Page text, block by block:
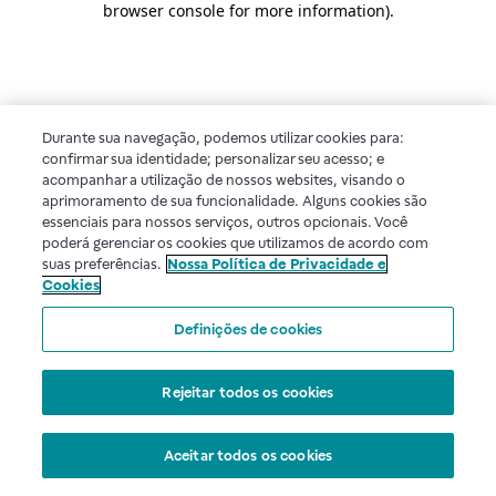
browser console for more information).
Durante sua navegação, podemos utilizar cookies para:
confirmar sua identidade; personalizar seu acesso; e
acompanhar a utilização de nossos websites, visando o
aprimoramento de sua funcionalidade. Alguns cookies são
essenciais para nossos serviços, outros opcionais. Você
poderá gerenciar os cookies que utilizamos de acordo com
suas preferências. Nossa Política de Privacidade e
Cookies
Definições de cookies
Rejeitar todos os cookies
Aceitar todos os cookies